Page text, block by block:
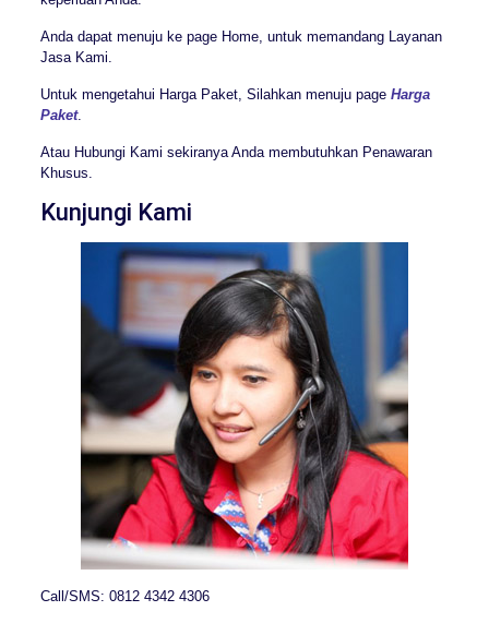
Anda dapat menuju ke page Home, untuk memandang Layanan
Jasa Kami.
Untuk mengetahui Harga Paket, Silahkan menuju page Harga
Paket.
Atau Hubungi Kami sekiranya Anda membutuhkan Penawaran
Khusus.
Kunjungi Kami
Call/SMS: 0812 4342 4306